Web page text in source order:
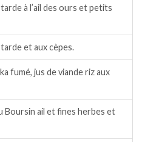
à l’ail des ours et petits
et aux cèpes.
fumé, jus de viande riz aux
Boursin ail et fines herbes et